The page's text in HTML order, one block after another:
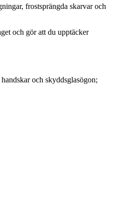
frostsprängda skarvar och
och gör att du upptäcker
och skyddsglasögon;